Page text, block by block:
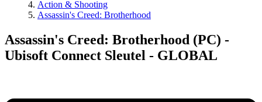
Action & Shooting
Assassin's Creed: Brotherhood
Assassin's Creed: Brotherhood (PC) -
Ubisoft Connect Sleutel - GLOBAL